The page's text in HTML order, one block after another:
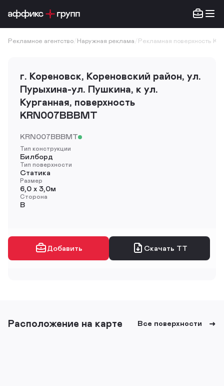
Рекламное агентство Наружная реклама Рекламная поверхность
г. Кореновск, Кореновский район, ул.
Пурыхина-ул. Пушкина, к ул.
Курганная, поверхность
KRN007BBBMT
KRN007BBBMT
Тип конструкции
Билборд
Тип поверхности
Статика
Размер
6,0 х 3,0м
Сторона
B
Добавить Скачать ТТ
Расположение на карте Все поверхности